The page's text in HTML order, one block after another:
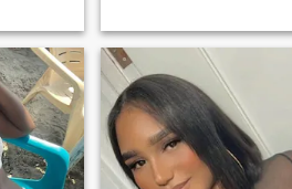
de s
Werten zu umgeben. Ich
schätze Ehrlichkeit, Respekt,
emotionale Intelligenz und
Engagement. Ich bin in einer
Phase meines Lebens, in der
ich die Schönheit mit
jemandem teilen möchte, der
Ziele hat, fleißig ist, ein edles
Herz hat und bereit ist, eine
Beziehung aufzubauen, die